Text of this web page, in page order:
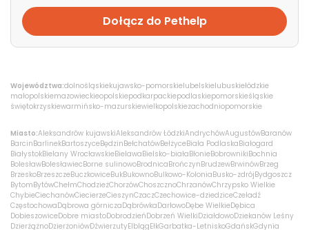
Dołącz do Pethelp
Województwa:dolnośląskiekujawsko-pomorskielubelskielubuskiełódzkie
małopolskiemazowieckieopolskiepodkarpackiepodlaskiepomorskieśląskie
świętokrzyskiewarmińsko-mazurskiewielkopolskiezachodniopomorskie
Miasto:Aleksandrów kujawskiAleksandrów ŁódzkiAndrychówAugustówBaranów
BarcinBarlinekBartoszyceBędzinBełchatówBełżyceBiała PodlaskaBiałogard
BiałystokBielany WrocławskieBielawaBielsko-białaBłonieBobrownikiBochnia
BolesławBolesławiecBorne sulinowoBrodnicaBrończynBrudzewBrwinówBrzeg
BrzeskoBrzeszczeBuczkowiceBukBukownoBulkowo-KoloniaBusko-zdrójBydgoszcz
BytomBytówChełmChodzieżChorzówChoszcznoChrzanówChrzypsko Wielkie
ChybieCiechanówCiecierzeCieszynCzaczCzechowice-dziedziceCzeladź
CzęstochowaDąbrowa górniczaDąbrówkaDarłowoDębe WielkieDębica
DobieszowiceDobre miastoDobrodzieńDobrzeń WielkiDziałdowoDziekanów Leśny
DzierżążnoDzierżoniówDźwierzutyElblągEłkGarbatka-LetniskoGdańskGdynia